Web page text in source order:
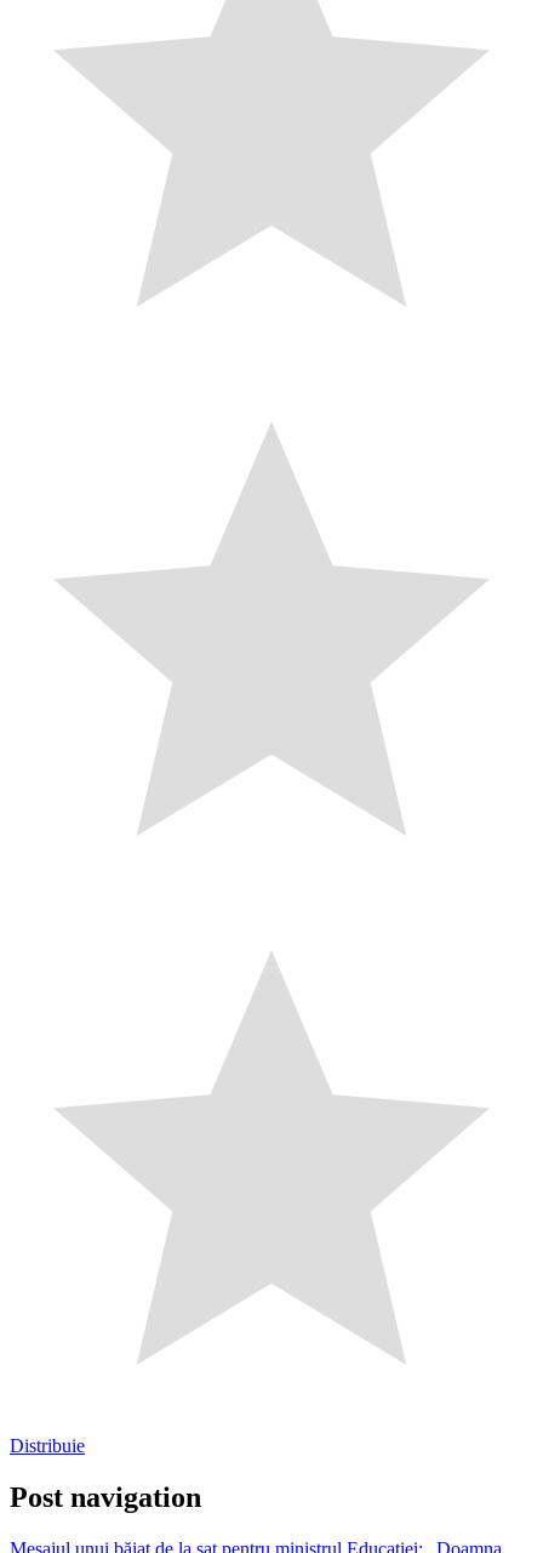
Distribuie
Post navigation
Mesajul unui băiat de la sat pentru ministrul Educaţiei: „Doamna